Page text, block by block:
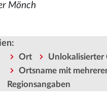
Mönch
:
Ort
Unlokalisierter
Ortsname mit
Regionsangaben